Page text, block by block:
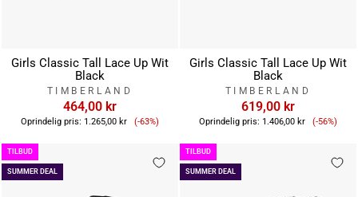
Girls Classic Tall Lace Up Wit
Black
TIMBERLAND
464,00 kr
Oprindelig pris: 1.265,00 kr Tilbudspris
(-63%)
Girls Classic Tall Lace Up Wit
Black
TIMBERLAND
619,00 kr
Oprindelig pris: 1.406,00 kr (-56%)
SUMMER DEAL
TILBUD
SUMMER DEAL
TILBUD